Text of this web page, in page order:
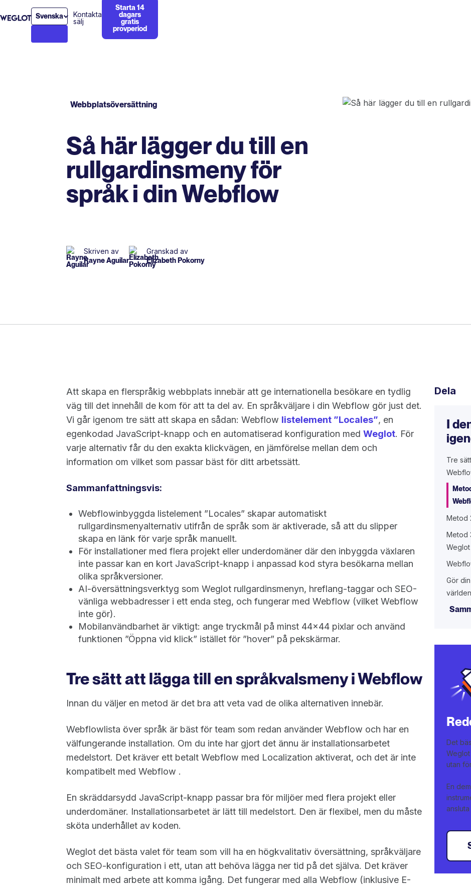
Svenska
Kontakta
sälj
Starta 14
dagars
gratis
provperiod
Webbplatsöversättning
Så här lägger du till en
rullgardinsmeny för
språk i din Webflow
Skriven av
Rayne Aguilar
Granskad av
Elizabeth Pokorny
Att skapa en flerspråkig webbplats innebär att ge internationella besökare en tydlig
väg till det innehåll de kom för att ta del av. En språkväljare i din Webflow gör just det.
Vi går igenom tre sätt att skapa en sådan: Webflow listelement ”Locales”, en
egenkodad JavaScript-knapp och en automatiserad konfiguration med Weglot. För
varje alternativ får du den exakta klickvägen, en jämförelse mellan dem och
information om vilket som passar bäst för ditt arbetssätt.
Sammanfattningsvis:
Webflowinbyggda listelement ”Locales” skapar automatiskt
rullgardinsmenyalternativ utifrån de språk som är aktiverade, så att du slipper
skapa en länk för varje språk manuellt.
För installationer med flera projekt eller underdomäner där den inbyggda växlaren
inte passar kan en kort JavaScript-knapp i anpassad kod styra besökarna mellan
olika språkversioner.
AI-översättningsverktyg som Weglot rullgardinsmenyn, hreflang-taggar och SEO-
vänliga webbadresser i ett enda steg, och fungerar med Webflow (vilket Webflow
inte gör).
Mobilanvändbarhet är viktigt: ange tryckmål på minst 44x44 pixlar och använd
funktionen ”Öppna vid klick” istället för ”hover” på pekskärmar.
Tre sätt att lägga till en språkvalsmeny i Webflow
Innan du väljer en metod är det bra att veta vad de olika alternativen innebär.
Webflowlista över språk är bäst för team som redan använder Webflow och har en
välfungerande installation. Om du inte har gjort det ännu är installationsarbetet
medelstort. Det kräver ett betalt Webflow med Localization aktiverat, och det är inte
kompatibelt med Webflow .
En skräddarsydd JavaScript-knapp passar bra för miljöer med flera projekt eller
underdomäner. Installationsarbetet är lätt till medelstort. Den är flexibel, men du måste
sköta underhållet av koden.
Weglot det bästa valet för team som vill ha en högkvalitativ översättning, språkväljare
och SEO-konfiguration i ett, utan att behöva lägga ner tid på det själva. Det kräver
minimalt med arbete att komma igång. Det fungerar med alla Webflow (inklusive E-
Dela
I
Tre
Metod
Metod
Weglot
Gör
världen
Det
utan
En